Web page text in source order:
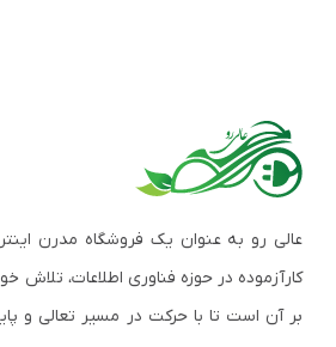
عالی رو به عنوان یک فروشگاه مدرن
کارآزموده در حوزه فناوری اطلاعات، تلاش
بر آن است تا با حرکت در مسیر تعالی و